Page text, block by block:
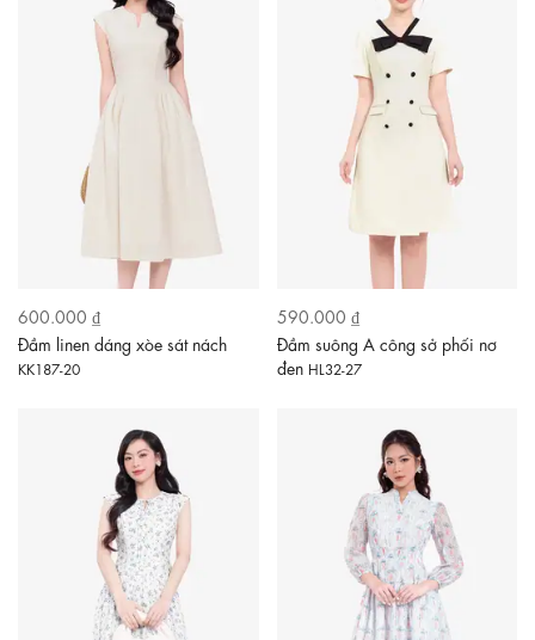
600.000 ₫
Đầm linen dáng xòe sát nách
KK187-20
590.000 ₫
Đầm suông A công sở phối nơ
đen HL32-27